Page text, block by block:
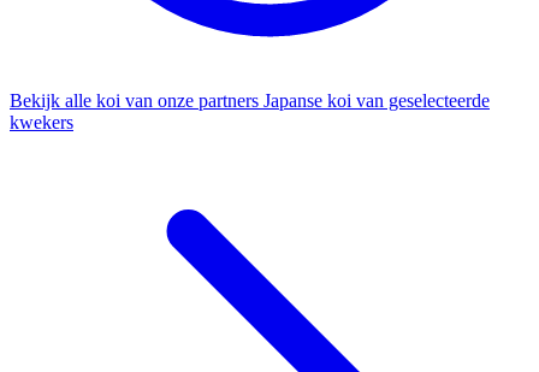
Bekijk alle koi van onze partners Japanse koi van geselecteerde
kwekers